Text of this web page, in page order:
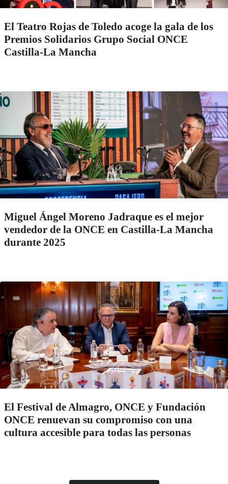
El Teatro Rojas de Toledo acoge la gala de los
Premios Solidarios Grupo Social ONCE
Castilla-La Mancha
Miguel Ángel Moreno Jadraque es el mejor
vendedor de la ONCE en Castilla-La Mancha
durante 2025
El Festival de Almagro, ONCE y Fundación
ONCE renuevan su compromiso con una
cultura accesible para todas las personas